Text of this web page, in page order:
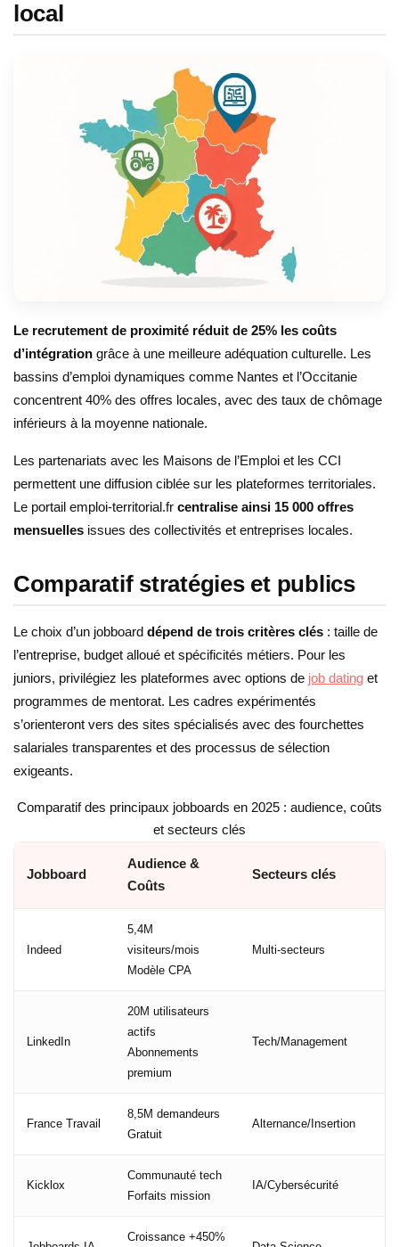
local
Le recrutement de proximité réduit de 25% les coûts
d’intégration grâce à une meilleure adéquation culturelle. Les
bassins d’emploi dynamiques comme Nantes et l’Occitanie
concentrent 40% des offres locales, avec des taux de chômage
inférieurs à la moyenne nationale.
Les partenariats avec les Maisons de l’Emploi et les CCI
permettent une diffusion ciblée sur les plateformes territoriales.
Le portail emploi-territorial.fr centralise ainsi 15 000 offres
mensuelles issues des collectivités et entreprises locales.
Comparatif stratégies et publics
Le choix d’un jobboard dépend de trois critères clés : taille de
l’entreprise, budget alloué et spécificités métiers. Pour les
juniors, privilégiez les plateformes avec options de job dating et
programmes de mentorat. Les cadres expérimentés
s’orienteront vers des sites spécialisés avec des fourchettes
salariales transparentes et des processus de sélection
exigeants.
Comparatif des principaux jobboards en 2025 : audience, coûts
et secteurs clés
Jobboard
Audience &
Coûts
Secteurs clés
Indeed
5,4M
visiteurs/mois
Modèle CPA
Multi-secteurs
LinkedIn
20M utilisateurs
actifs
Abonnements
premium
Tech/Management
France Travail
8,5M demandeurs
Gratuit
Alternance/Insertion
Kicklox
Communauté tech
Forfaits mission
IA/Cybersécurité
Croissance +450%